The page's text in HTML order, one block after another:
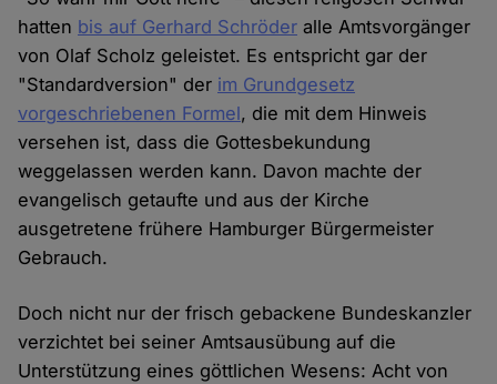
hatten bis auf Gerhard Schröder alle Amtsvorgänger
von Olaf Scholz geleistet. Es entspricht gar der
"Standardversion" der im Grundgesetz
vorgeschriebenen Formel, die mit dem Hinweis
versehen ist, dass die Gottesbekundung
weggelassen werden kann. Davon machte der
evangelisch getaufte und aus der Kirche
ausgetretene frühere Hamburger Bürgermeister
Gebrauch.
Doch nicht nur der frisch gebackene Bundeskanzler
verzichtet bei seiner Amtsausübung auf die
Unterstützung eines göttlichen Wesens: Acht von